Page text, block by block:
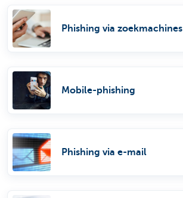
Phishing via zoekmachines
Mobile-phishing
Phishing via e-mail